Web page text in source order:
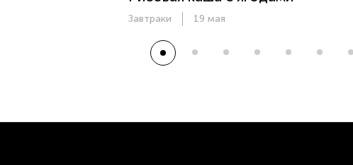
Завтраки 19 мая